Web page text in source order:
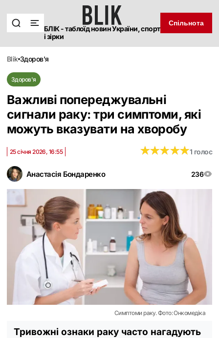
БЛІК - таблоїд новин України, спорт
і зірки
Спільнота
blik здоров'я
Здоров'я
Важливі попереджувальні
сигнали раку: три симптоми, які
можуть вказувати на хворобу
Анастасія Бондаренко 236
25 січня 2026, 16:55 ★★★★★
★★★★★1 голос
Симптоми раку. Фото: Онкомедіка
Тривожні ознаки раку часто нагадують